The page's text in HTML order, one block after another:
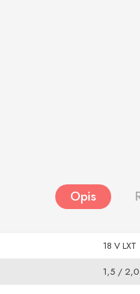
Opis
18 V LXT
1,5 /